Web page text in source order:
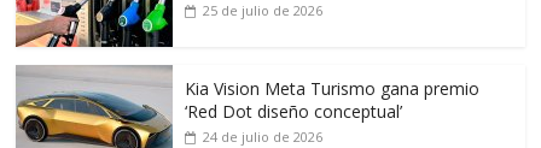
25 de julio de 2026
Kia Vision Meta Turismo gana premio
‘Red Dot diseño conceptual’
24 de julio de 2026